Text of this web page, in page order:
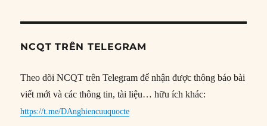
NCQT TRÊN TELEGRAM
Theo dõi NCQT trên Telegram để nhận được thông báo bài
viết mới và các thông tin, tài liệu… hữu ích khác:
https://t.me/DAnghiencuuquocte